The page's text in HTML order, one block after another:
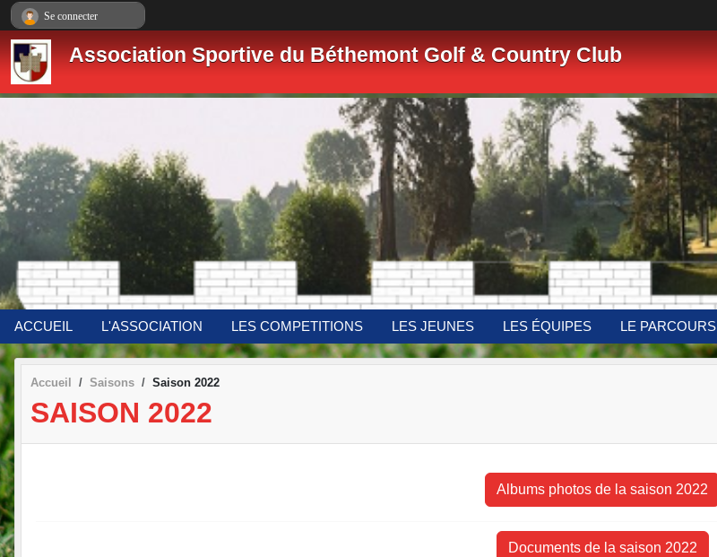
Association Sportive du Béthemont Golf & Country Club
ACCUEIL L'ASSOCIATION LES COMPETITIONS LES JEUNES LES ÉQUIPES LE PARCOURS
Accueil Saisons Saison 2022
SAISON 2022
Albums photos de la saison 2022
Documents de la saison 2022
Se connecter
Panneau de gestion des cookies